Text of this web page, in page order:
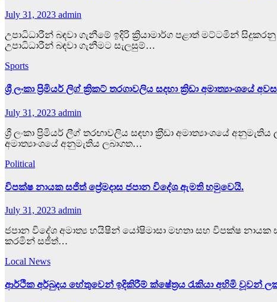
July 31, 2023 admin
උපාධිධාරීන් බඳවා ගැනීමේ ඉදිරි ක්‍රියාමාර්ග පළාත් මට්ටමින්
උපාධිධාරීන් බඳවා ගැනීමට සැලසුම්…
Sports
ශ්‍රී ලංකා ප්‍රිමියර් ලිග් ක්‍රිකට් තරගාවලිය සදහා ක්‍රිඩා අමාත්‍යාංශයේ
July 31, 2023 admin
ශ්‍රී ලංකා ප්‍රිමියර් ලීග් තරඟාවලිය සඳහා ක‍්‍රීඩා අමාත්‍යාංශයේ
අමාත්‍යාංශයේ අනුමැතිය ලබාගත…
Political
විපක්ෂ නායක සජිත් ප්‍රේමදාස ජපාන විදේශ ඇමති හමුවෙයි.
July 31, 2023 admin
ජපාන විදේශ අමාත්‍ය හයිෂින් යෝෂිමාසා මහතා සහ විපක්ෂ නායක
කරමින් සජිත්…
Local News
ආර්ථික අර්බුදය හේතුවෙන් ඉදිකිරීම් ක්ෂේත්‍රය රැකියා අහිමි වූවන්